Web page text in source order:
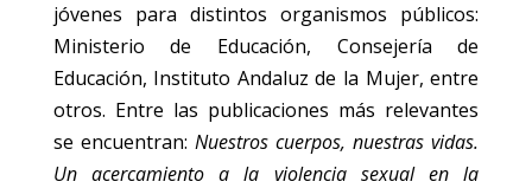
jóvenes para distintos organismos públicos:
Ministerio de Educación, Consejería de
Educación, Instituto Andaluz de la Mujer, entre
otros. Entre las publicaciones más relevantes
se encuentran: Nuestros cuerpos, nuestras vidas.
Un acercamiento a la violencia sexual en la